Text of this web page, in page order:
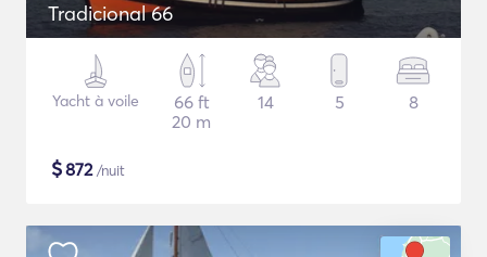
Tradicional 66
Yacht à voile
66 ft
20 m
14 5 8
$872/nuit